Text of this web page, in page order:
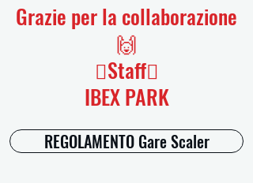
Grazie per la collaborazione
🙌
🫟Staff🫟
IBEX PARK
REGOLAMENTO Gare Scaler